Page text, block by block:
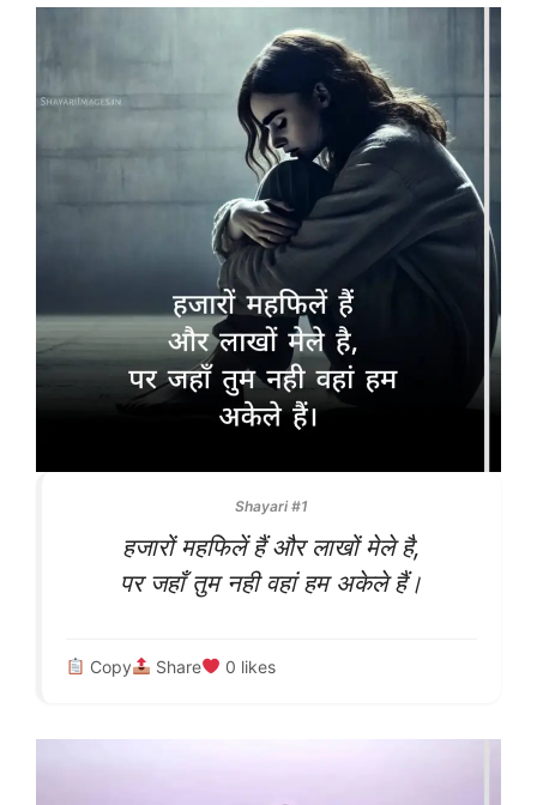
Shayari #1
हजारों महफिलें हैं और लाखों मेले है,
पर जहाँ तुम नही वहां हम अकेले हैं।
Copy Share 0 likes